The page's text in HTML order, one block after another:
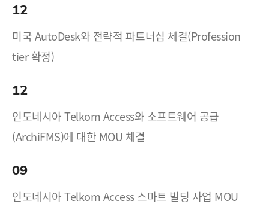
12
미국 AutoDesk와 전략적 파트너십 체결(Profession
tier 확정)
12
인도네시아 Telkom Access와 소프트웨어 공급
(ArchiFMS)에 대한 MOU 체결
09
인도네시아 Telkom Access 스마트 빌딩 사업 MOU